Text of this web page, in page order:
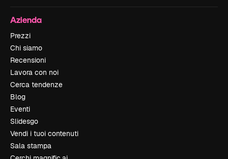
Azienda
Prezzi
Chi siamo
Recensioni
Lavora con noi
Cerca tendenze
Blog
Eventi
Slidesgo
Vendi i tuoi contenuti
Sala stampa